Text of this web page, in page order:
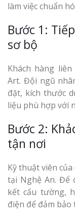
làm việc chuẩn
Bước 1:
sơ bộ
Khách hàng
Art. Đội ngũ
đặt, kích thước
liệu phù hợp với
Bước 2:
tận nơi
Kỹ thuật viên
tại Nghệ An. Để
kết cấu tường,
điện để đảm